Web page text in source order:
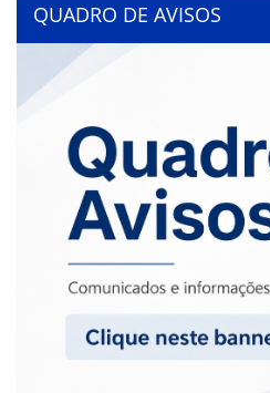
QUADRO DE AVISOS